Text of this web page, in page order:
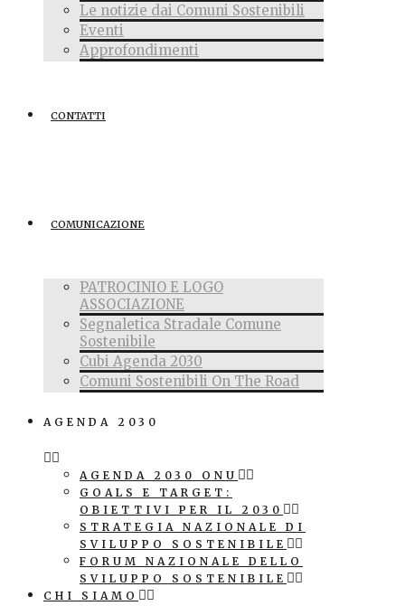
Le notizie dai Comuni Sostenibili
Eventi
Approfondimenti
CONTATTI
COMUNICAZIONE
PATROCINIO E LOGO
ASSOCIAZIONE
Segnaletica Stradale Comune
Sostenibile
Cubi Agenda 2030
Comuni Sostenibili On The Road
AGENDA 2030
AGENDA 2030 ONU
GOALS E TARGET:
OBIETTIVI PER IL 2030
STRATEGIA NAZIONALE DI
SVILUPPO SOSTENIBILE
FORUM NAZIONALE DELLO
SVILUPPO SOSTENIBILE
CHI SIAMO